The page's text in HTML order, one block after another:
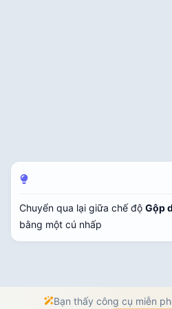
Chuyển qua lại giữa chế độ Gộp
bằng một cú nhấp
Bạn thấy công cụ miễn